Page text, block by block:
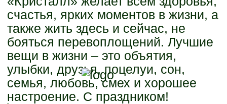
счастья, ярких моментов в жизни, а
также жить здесь и сейчас, не
бояться перевоплощений. Лучшие
вещи в жизни – это объятия,
улыбки, друзья, поцелуи, сон,
семья, любовь, смех и хорошее
настроение. С праздником!